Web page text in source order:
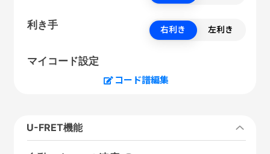
利き手 右利き 左利き
マイコード設定
コード譜編集
U-FRET機能